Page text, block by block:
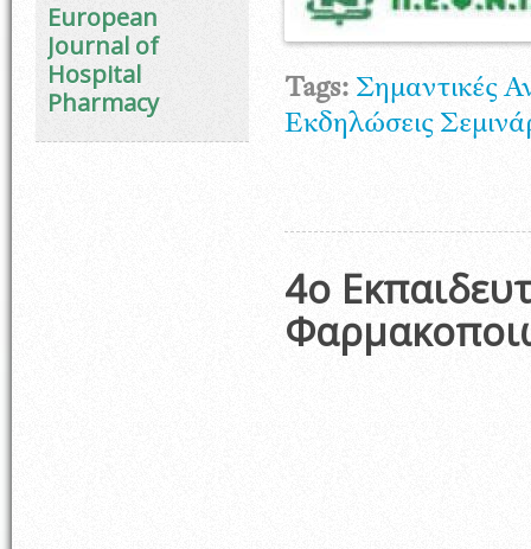
European
Journal of
Hospital
Pharmacy
Tags: Σημαντικές
Εκδηλώσεις
4o